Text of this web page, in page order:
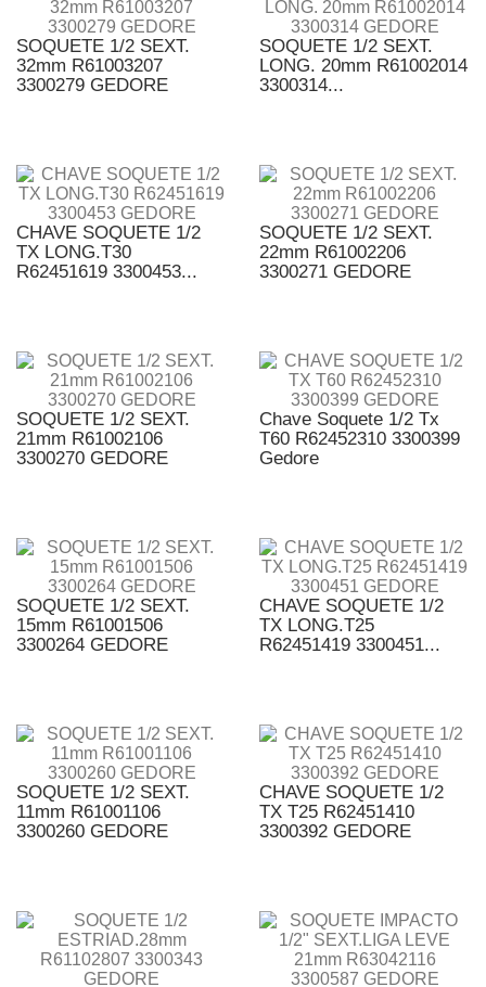
SOQUETE 1/2 SEXT.
32mm R61003207
3300279 GEDORE
SOQUETE 1/2 SEXT.
LONG. 20mm R61002014
3300314...
CHAVE SOQUETE 1/2
TX LONG.T30
R62451619 3300453...
SOQUETE 1/2 SEXT.
22mm R61002206
3300271 GEDORE
SOQUETE 1/2 SEXT.
21mm R61002106
3300270 GEDORE
Chave Soquete 1/2 Tx
T60 R62452310 3300399
Gedore
SOQUETE 1/2 SEXT.
15mm R61001506
3300264 GEDORE
CHAVE SOQUETE 1/2
TX LONG.T25
R62451419 3300451...
SOQUETE 1/2 SEXT.
11mm R61001106
3300260 GEDORE
CHAVE SOQUETE 1/2
TX T25 R62451410
3300392 GEDORE